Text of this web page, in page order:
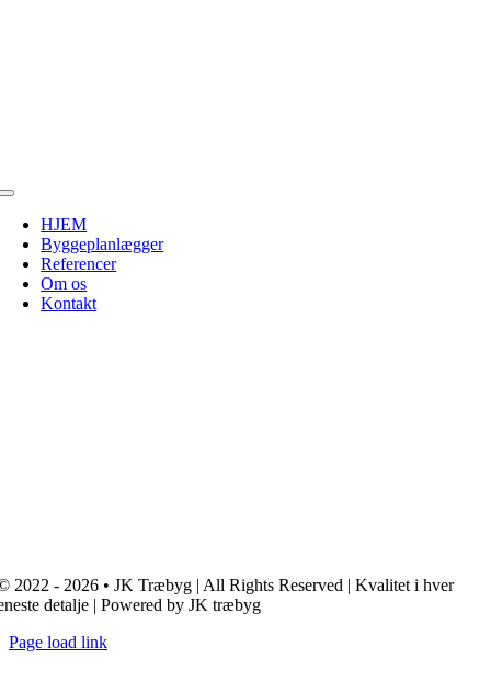
Toggle
Navigation
HJEM
Byggeplanlægger
Referencer
Om os
Kontakt
2022 - 2026 • JK Træbyg | All Rights Reserved | Kvalitet i hver
detalje | Powered by JK træbyg
Page load link